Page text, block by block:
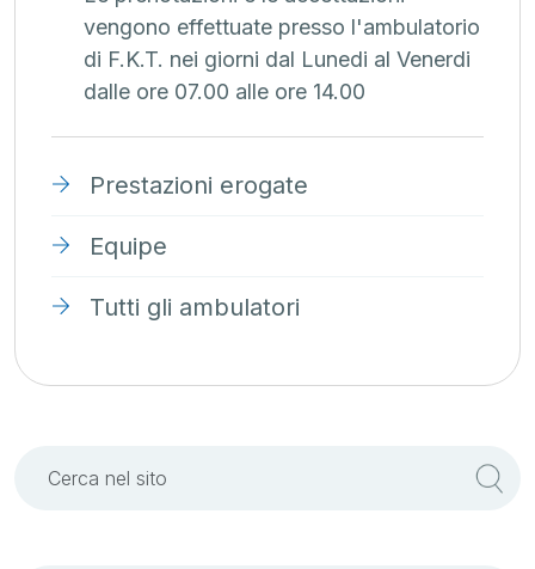
vengono effettuate presso l'ambulatorio
di F.K.T. nei giorni dal Lunedi al Venerdi
dalle ore 07.00 alle ore 14.00
Prestazioni erogate
Equipe
Tutti gli ambulatori